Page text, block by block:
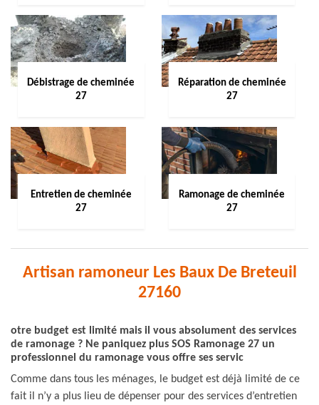
Débistrage de cheminée
27
Réparation de cheminée
27
Entretien de cheminée
27
Ramonage de cheminée
27
Artisan ramoneur Les Baux De Breteuil
27160
otre budget est limité mais il vous absolument des services
de ramonage ? Ne paniquez plus SOS Ramonage 27 un
professionnel du ramonage vous offre ses servic
Comme dans tous les ménages, le budget est déjà limité de ce
fait il n’y a plus lieu de dépenser pour des services d’entretien